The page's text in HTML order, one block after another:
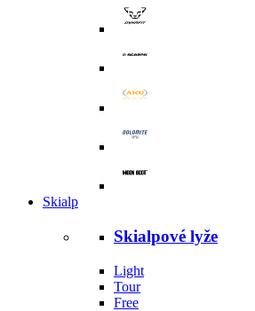
Skialp
Skialpové lyže
Light
Tour
Free